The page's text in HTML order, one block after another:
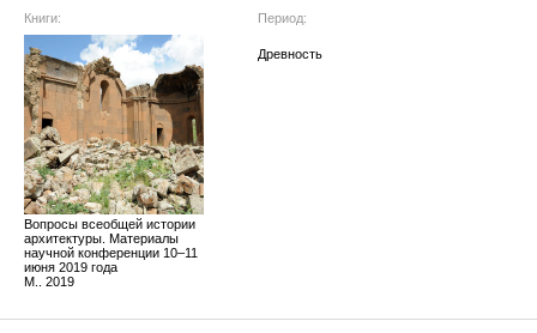
Книги:
Вопросы всеобщей истории
архитектуры. Материалы
научной конференции 10–11
июня 2019 года
М.. 2019
Период:
Древность